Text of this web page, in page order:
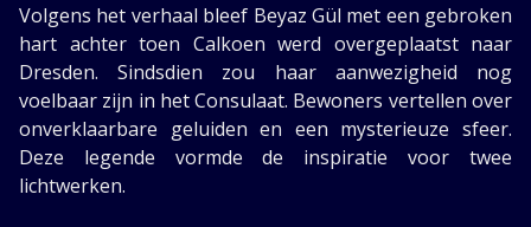
Volgens het verhaal bleef Beyaz Gül met een gebroken
hart achter toen Calkoen werd overgeplaatst naar
Dresden. Sindsdien zou haar aanwezigheid nog
voelbaar zijn in het Consulaat. Bewoners vertellen over
onverklaarbare geluiden en een mysterieuze sfeer.
Deze legende vormde de inspiratie voor twee
lichtwerken.